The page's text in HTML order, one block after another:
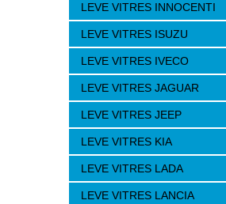
LEVE VITRES INNOCENTI
LEVE VITRES ISUZU
LEVE VITRES IVECO
LEVE VITRES JAGUAR
LEVE VITRES JEEP
LEVE VITRES KIA
LEVE VITRES LADA
LEVE VITRES LANCIA